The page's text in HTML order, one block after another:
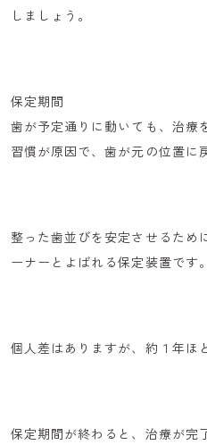
しましょう。
保定期間
歯が予定通りに動いても、治療
習慣が原因で、歯が元の位置に
整った歯並びを安定させるため
ーナー とよばれる保定装置です。
個人差はありますが、約１年ほ
保定期間が終わると、治療が完